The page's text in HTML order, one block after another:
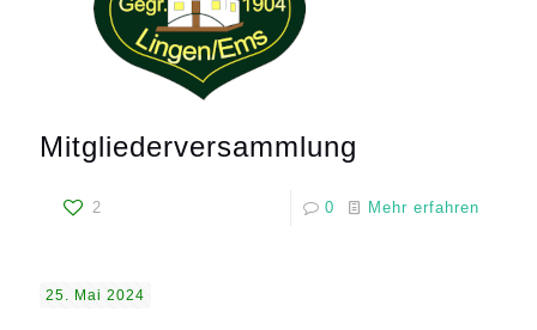
Mitgliederversammlung
2 0 Mehr erfahren
25. Mai 2024